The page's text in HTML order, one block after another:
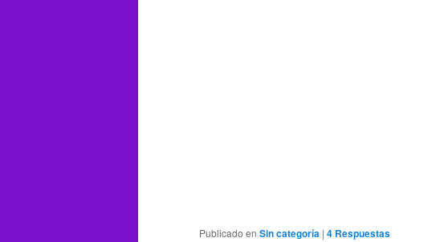
Publicado en Sin categoría | 4 Respuestas